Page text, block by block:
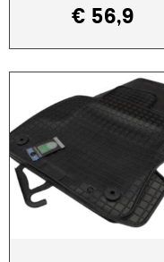
€ 56,9